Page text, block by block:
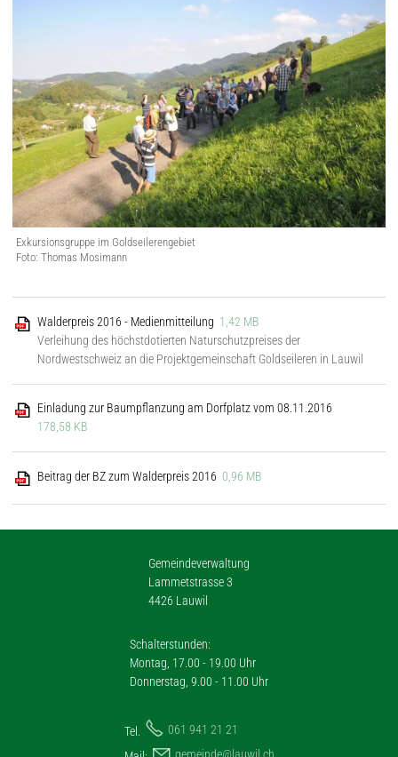
Exkursionsgruppe im Goldseilerengebiet
Foto: Thomas Mosimann
Walderpreis 2016 - Medienmitteilung 1,42 MB
Verleihung des höchstdotierten Naturschutzpreises der
Nordwestschweiz an die Projektgemeinschaft Goldseileren in Lauwil
Einladung zur Baumpflanzung am Dorfplatz vom 08.11.2016
178,58 KB
Beitrag der BZ zum Walderpreis 2016 0,96 MB
Gemeindeverwaltung
Lammetstrasse 3
4426 Lauwil
Schalterstunden:
Montag, 17.00 - 19.00 Uhr
Donnerstag, 9.00 - 11.00 Uhr
Tel.
061 941 21 21
g m nd l w ch